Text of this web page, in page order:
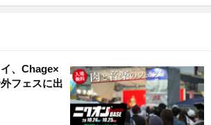
、Chage×
フェスに出